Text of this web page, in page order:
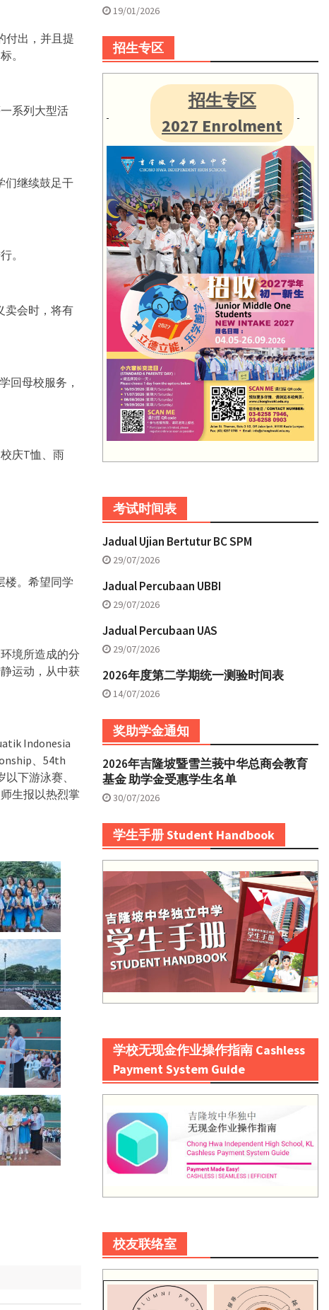
付出，并且提
。
系列大型活
们继续鼓足干
。
卖会时，将有
回母校服务，
庆T恤、雨
楼。希望同学
境所造成的分
运动，从中获
Indonesia
、54th
下游泳赛、
生报以热烈掌
19/01/2026
招生专区
招生专区
2027 Enrolment
考试时间表
Jadual Ujian Bertutur BC SPM
29/07/2026
Jadual Percubaan UBBI
29/07/2026
Jadual Percubaan UAS
29/07/2026
2026年度第二学期统一测验时间表
14/07/2026
奖助学金通知
2026年吉隆坡暨雪兰莪中华总商会教育
基金 助学金受惠学生名单
30/07/2026
学生手册 Student Handbook
学校无现金作业操作指南 Cashless
Payment System Guide
校友联络室